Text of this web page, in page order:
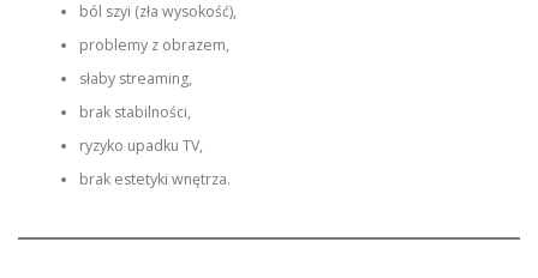
ból szyi (zła wysokość),
problemy z obrazem,
słaby streaming,
brak stabilności,
ryzyko upadku TV,
brak estetyki wnętrza.